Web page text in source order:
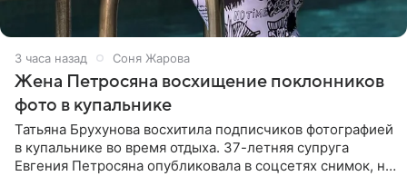
3 часа назад Соня Жарова
Жена Петросяна восхищение поклонников
фото в купальнике
Татьяна Брухунова восхитила подписчиков фотографией
в купальнике во время отдыха. 37-летняя супруга
Евгения Петросяна опубликовала в соцсетях снимок, на